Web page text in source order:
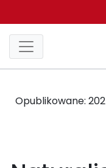
Opublikowane: